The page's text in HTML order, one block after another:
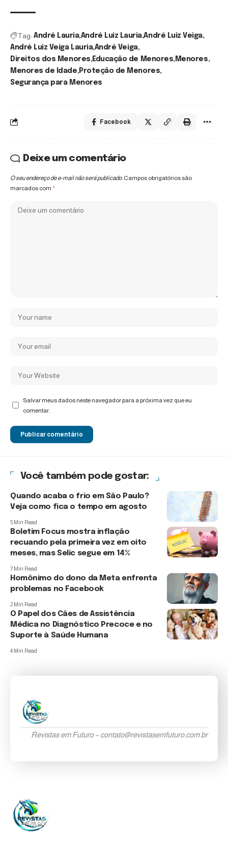
Tag: André Lauria André Luiz Lauria André Luiz Veiga
André Luiz Veiga Lauria André Veiga
Direitos dos Menores Educação de Menores Menores
Menores de Idade Proteção de Menores
Segurança para Menores
Facebook
Deixe um comentário
O seu endereço de e-mail não será publicado. Campos obrigatórios são
marcados com *
Salvar meus dados neste navegador para a próxima vez que eu
comentar.
Você também pode gostar:
Quando acaba o frio em São Paulo?
Veja como fica o tempo em agosto
5 Min Read
Boletim Focus mostra inflação
recuando pela primeira vez em oito
meses, mas Selic segue em 14%
7 Min Read
Homônimo do dono da Meta enfrenta
problemas no Facebook
2 Min Read
O Papel dos Cães de Assistência
Médica no Diagnóstico Precoce e no
Suporte à Saúde Humana
4 Min Read
Revistas em Futuro –contato@revistasemfuturo.com.br